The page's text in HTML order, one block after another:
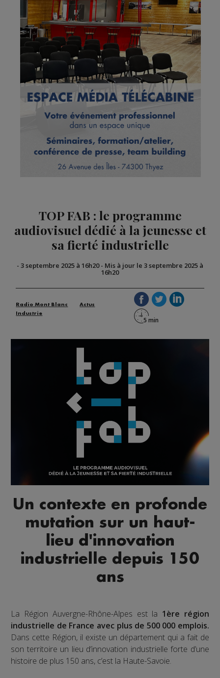
TOP FAB : le programme
audiovisuel dédié à la jeunesse et
sa fierté industrielle
- 3 septembre 2025 à 16h20- Mis à jour le 3 septembre 2025 à
16h20
Radio Mont Blanc
Actus
Industrie
Un contexte en profonde
mutation sur un haut-
lieu d'innovation
industrielle depuis 150
ans
La Région Auvergne-Rhône-Alpes est la 1ère région
industrielle de France avec plus de 500 000 emplois.
Dans cette Région, il existe un département qui a fait de
son territoire un lieu d’innovation industrielle forte d’une
histoire de plus 150 ans, c’est la Haute-Savoie.